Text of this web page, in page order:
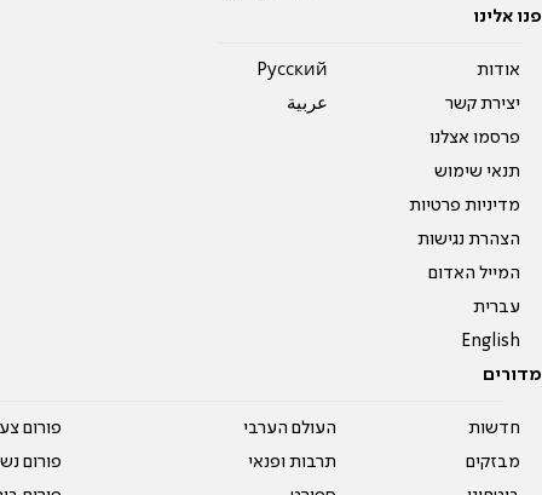
פנו אלינו
אודות
יצירת קשר
פרסמו אצלנו
תנאי שימוש
מדיניות פרטיות
הצהרת נגישות
המייל האדום
עברית
English
Pусский
عربية
מדורים
חדשות
מבזקים
העולם הערבי
תרבות ופנאי
פורום
פורום